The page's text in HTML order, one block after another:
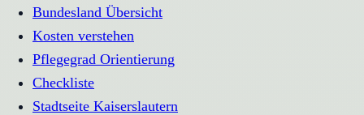
Bundesland Übersicht
Kosten verstehen
Pflegegrad Orientierung
Checkliste
Stadtseite Kaiserslautern